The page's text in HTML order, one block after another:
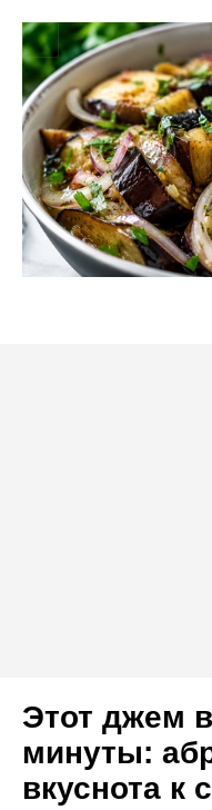
Этот джем
минуты:
вкуснота к